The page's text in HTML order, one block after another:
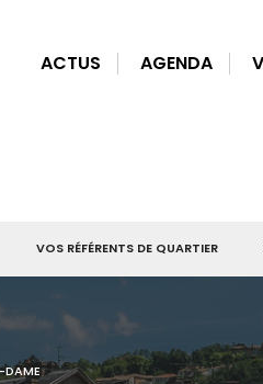
ACTUS AGENDA
VOS RÉFÉRENTS DE QUARTIER
DAME